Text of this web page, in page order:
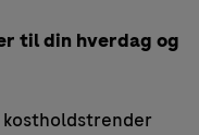
til din hverdag og